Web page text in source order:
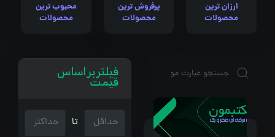
ارزان ترین
محصولات
پرفروش ترین
محصولات
محبوب ترین
محصولات
فیلتر بر اساس
قیمت
تا